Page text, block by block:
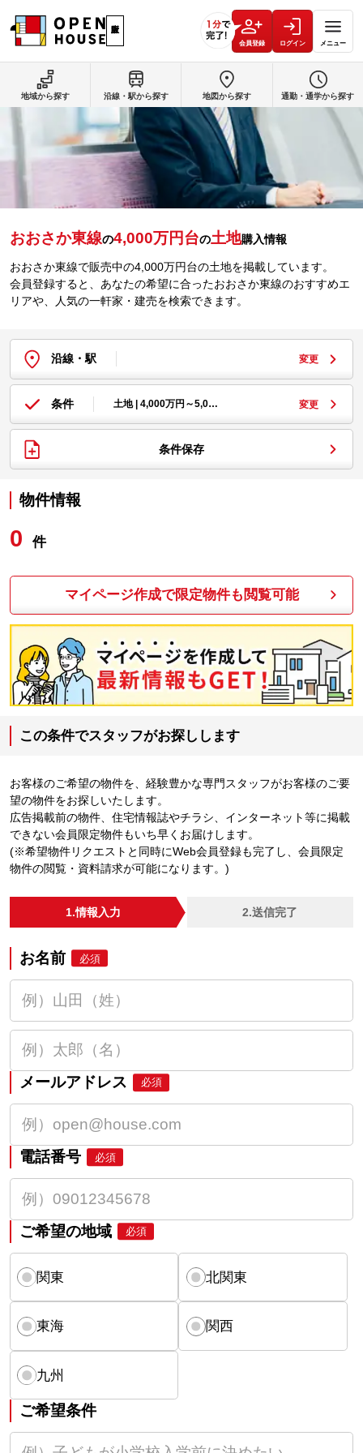
会員登録 ログイン メニュー
おおさか東線の4,000万円台の土地購入情報
おおさか東線で販売中の4,000万円台の土地を掲載しています。
会員登録すると、あなたの希望に合ったおおさか東線のおすすめエ
リアや、人気の一軒家・建売を検索できます。
沿線・駅 変更
条件 土地 | 4,000万円～5,0… 変更
条件保存
物件情報
0 件
マイページ作成で限定物件も閲覧可能
この条件でスタッフがお探しします
お客様のご希望の物件を、経験豊かな専門スタッフがお客様のご要
望の物件をお探しいたします。
広告掲載前の物件、住宅情報誌やチラシ、インターネット等に掲載
できない会員限定物件もいち早くお届けします。
(※希望物件リクエストと同時にWeb会員登録も完了し、会員限定
物件の閲覧・資料請求が可能になります。)
1.情報入力 2.送信完了
お名前 必須
メールアドレス 必須
電話番号 必須
ご希望の地域 必須
関東 北関東
東海 関西
九州
ご希望条件
地域から探す 沿線・駅から探す 地図から探す 通勤・通学から探す